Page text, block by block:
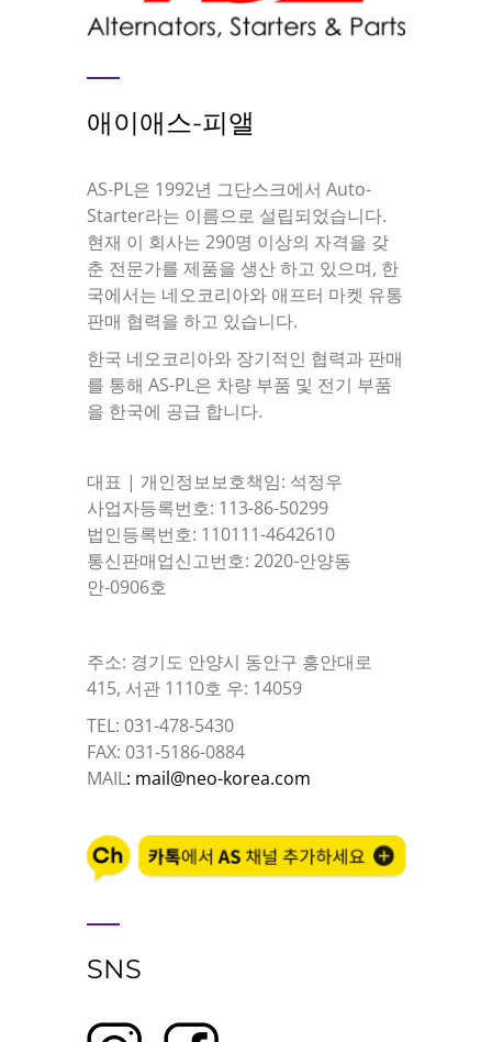
애이애스-피앨
AS-PL은 1992년 그단스크에서 Auto-
Starter라는 이름으로 설립되었습니다.
현재 이 회사는 290명 이상의 자격을 갖
춘 전문가를 제품을 생산 하고 있으며, 한
국에서는 네오코리아와 애프터 마켓 유통
판매 협력을 하고 있습니다.
한국 네오코리아와 장기적인 협력과 판매
를 통해 AS-PL은 차량 부품 및 전기 부품
을 한국에 공급 합니다.
대표 | 개인정보보호책임: 석정우
사업자등록번호: 113-86-50299
법인등록번호: 110111-4642610
통신판매업신고번호: 2020-안양동
안-0906호
주소: 경기도 안양시 동안구 흥안대로
415, 서관 1110호 우: 14059
TEL: 031-478-5430
FAX: 031-5186-0884
MAIL: mail@neo-korea.com
SNS